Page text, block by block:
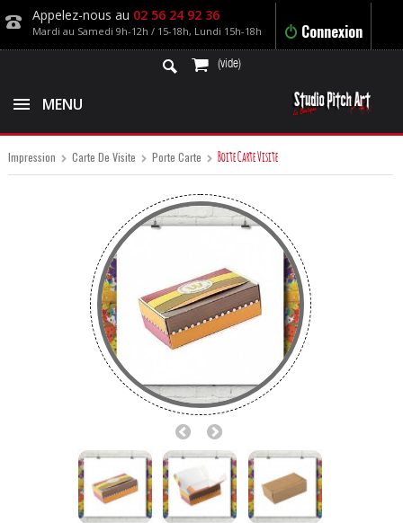
Connexion
Appelez-nous au 02 56 24 92 36
Mardi au Samedi 9h-12h / 15-18h, Lundi 15h-18h
(vide)
MENU
Impression Carte De Visite Porte Carte Boite Carte Visite